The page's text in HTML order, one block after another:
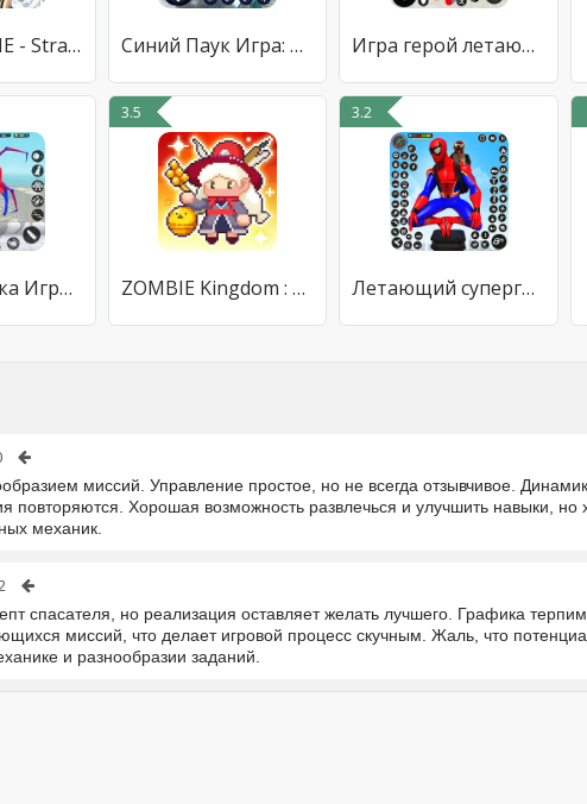
OUTERPLANE - Strategy Anime Синий Паук Игра: Супер Человек Игра герой летающего паука
Паук Веревка Игра Паук Герой
3.5
ZOMBIE Kingdom : Survival AFK
3.2
Летающий супергерой: игры-паук
миссий. Управление простое, но не всегда отзывчивое.
повторяются. Хорошая возможность развлечься и улучшить навыки,
механик.
спасателя, но реализация оставляет желать лучшего. Графика
миссий, что делает игровой процесс скучным. Жаль, что
и разнообразии заданий.